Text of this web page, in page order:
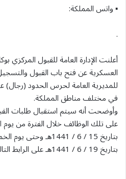
▪︎ واتس المملكة:
.
أعلنت الإدارة العامة للقبول المركزي
العسكرية عن فتح باب القبول
للمديرية العامة لحرس الحدود (رجال)
في مختلف مناطق المملكة.
وأوضحت أنه سيتم استقبال طلبات
على تلك الوظائف خلال الفترة من يوم
بتاريخ 15 / 6 / 1441هـ
بتاريخ 19 / 6 / 1441هـ على الرابط التالي (